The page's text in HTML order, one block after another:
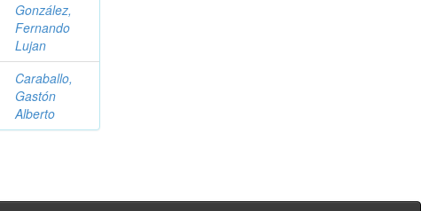
González,
Fernando
Lujan
Caraballo,
Gastón
Alberto